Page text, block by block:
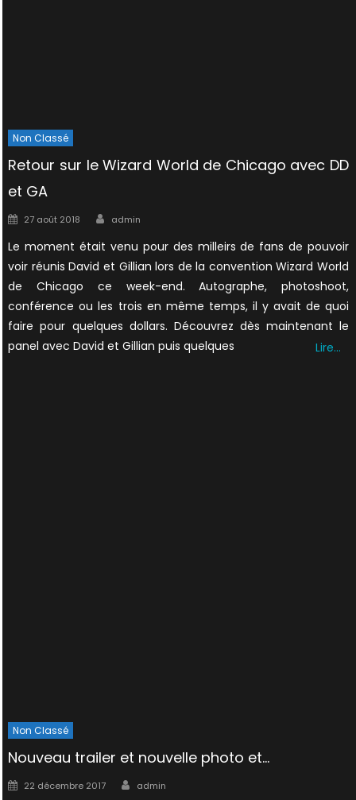
Non Classé
Retour sur le Wizard World de Chicago avec DD
et GA
Posted
27 août 2018 Author
admin
Le moment était venu pour des milleirs de fans de pouvoir
voir réunis David et Gillian lors de la convention Wizard World
de Chicago ce week-end. Autographe, photoshoot,
conférence ou les trois en même temps, il y avait de quoi
faire pour quelques dollars. Découvrez dès maintenant le
panel avec David et Gillian puis quelques
Lire…
Non Classé
Nouveau trailer et nouvelle photo et…
Posted
22 décembre 2017 Author
admin